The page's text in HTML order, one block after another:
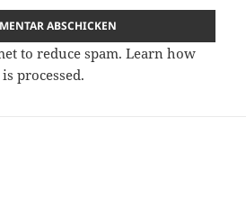
to reduce spam.Learn how
processed.